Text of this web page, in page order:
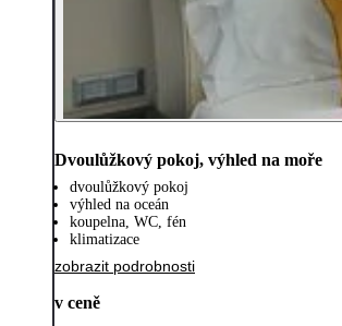
Dvoulůžkový pokoj, výhled na moře
dvoulůžkový pokoj
výhled na oceán
koupelna, WC, fén
klimatizace
zobrazit podrobnosti
v ceně